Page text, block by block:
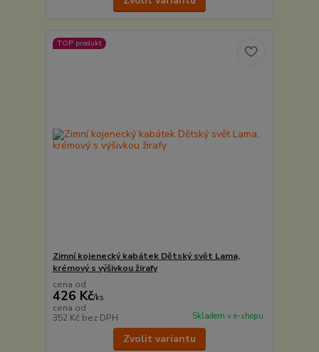
TOP produkt
Zimní kojenecký kabátek Dětský svět Lama,
krémový s výšivkou žirafy
cena od
426 Kč/ks
cena od
352 Kč bez DPH Skladem v e-shopu
Zvolit variantu